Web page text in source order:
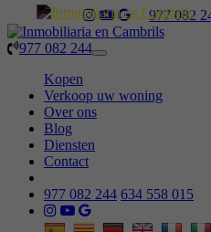
977 082
977 082 244
Toggle
Kopen
Verkoop uw woning
Over ons
Blog
Diensten
Contact
977 082 244 634 558 015